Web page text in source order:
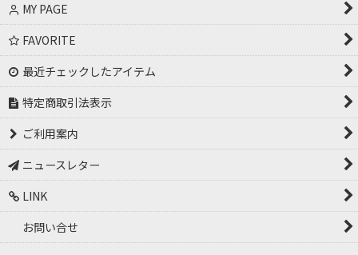
MY PAGE
FAVORITE
最近チェックしたアイテム
特定商取引法表示
ご利用案内
ニュースレター
LINK
お問い合せ